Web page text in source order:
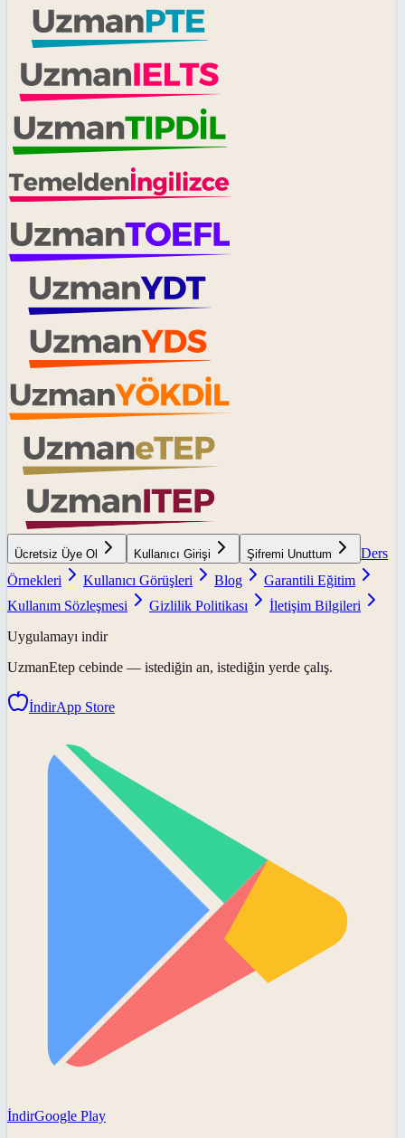
Ücretsiz Üye Ol Kullanıcı Girişi Şifremi Unuttum
Ders
Örnekleri
Kullanıcı Görüşleri Blog
Garantili Eğitim
Kullanım Sözleşmesi
Gizlilik Politikası
İletişim Bilgileri
Uygulamayı indir
UzmanEtep cebinde — istediğin an, istediğin yerde çalış.
İndirApp Store
İndirGoogle Play